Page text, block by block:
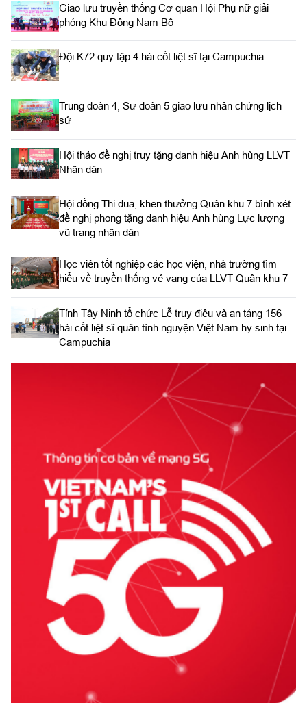
Giao lưu truyền thống Cơ quan Hội Phụ nữ giải
phóng Khu Đông Nam Bộ
Đội K72 quy tập 4 hài cốt liệt sĩ tại Campuchia
Trung đoàn 4, Sư đoàn 5 giao lưu nhân chứng lịch
sử
Hội thảo đề nghị truy tặng danh hiệu Anh hùng LLVT
Nhân dân
Hội đồng Thi đua, khen thưởng Quân khu 7 bình xét
đề nghị phong tặng danh hiệu Anh hùng Lực lượng
vũ trang nhân dân
Học viên tốt nghiệp các học viện, nhà trường tìm
hiểu về truyền thống vẻ vang của LLVT Quân khu 7
​Tỉnh Tây Ninh tổ chức Lễ truy điệu và an táng 156
hài cốt liệt sĩ quân tình nguyện Việt Nam hy sinh tại
Campuchia